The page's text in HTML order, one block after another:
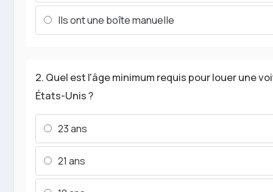
Ils ont une boîte manuelle
2. Quel est l'âge minimum requis pour louer une
États-Unis ?
23 ans
21 ans